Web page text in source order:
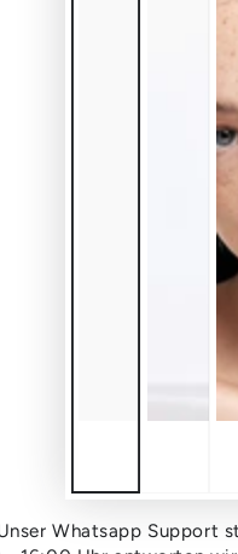
Whatsapp Support